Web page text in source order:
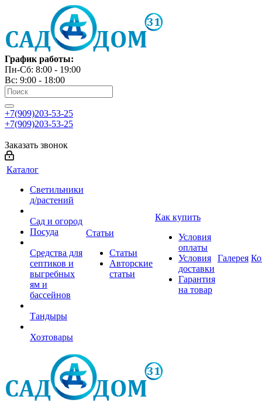
График работы:
Пн-Сб: 8:00 - 19:00
Вс: 9:00 - 18:00
+7(909)203-53-25
+7(909)203-53-25
Заказать звонок
Каталог
Светильники
д/растений
Сад и огород
Посуда
Средства для
септиков и
выгребных
ям и
бассейнов
Тандыры
Хозтовары
Статьи
Статьи
Авторские
статьи
Как купить
Условия
оплаты
Условия
доставки
Гарантия
на товар
Галерея